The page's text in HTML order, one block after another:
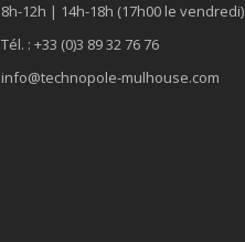
8h-12h | 14h-18h (17h00 le vendredi)
Tél. : +33 (0)3 89 32 76 76
info@technopole-mulhouse.com